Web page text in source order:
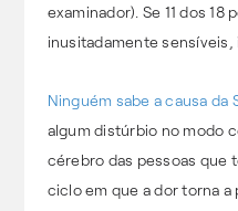
examinador). Se 11 dos 18
inusitadamente
Ninguém sabe a causa da
algum distúrbio no modo
cérebro das pessoas que
ciclo em que a dor torna a